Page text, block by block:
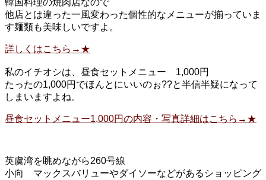
韓国料理の焼肉店なので
他店とは違った一風変わった個性的なメニューが揃っていま
す麺類も美味しいですよ。
詳しくはこちら→★
私のイチオシは、昼食セットメニュー 1,000円
たったの1,000円でほんとにいいのぉ??と半信半疑になって
しまいますよね。
昼食セットメニュー1,000円の内容・写真詳細はこちら→★
英虞湾を眺めながら260号線
小向 マックスバリューやダイソーなどがあるショッピング